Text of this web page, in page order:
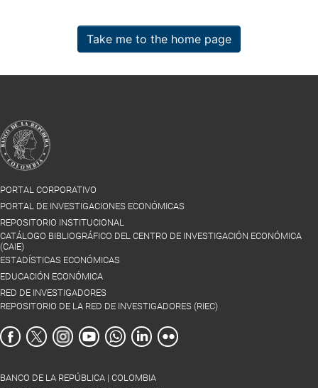
Take me to the home page
PORTAL CORPORATIVO
PORTAL DE INVESTIGACIONES ECONÓMICAS
REPOSITORIO INSTITUCIONAL
CATÁLOGO BIBLIOGRÁFICO DEL CENTRO DE INVESTIGACIÓN ECONÓMICA
(CAIE)
ESTADÍSTICAS ECONÓMICAS
EDUCACIÓN ECONÓMICA
RED DE INVESTIGADORES
REPOSITORIO DE LA RED DE INVESTIGADORES (RIEC)
BANCO DE LA REPÚBLICA | COLOMBIA